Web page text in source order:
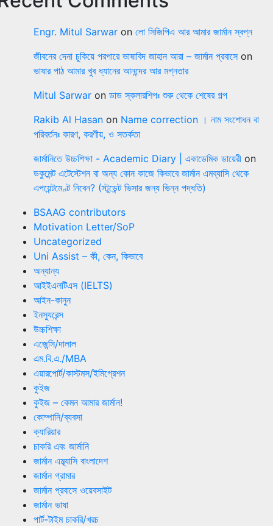
Engr. Mitul Sarwar on লো সিজিপিএ আর আমার জার্মান স্বপ্ন
জীবনের দেনা চুকিয়ে পরপারে ভাষাবিদ জাহান আরা – জার্মান প্রবাসেon
ভাষার পাঠ আমার খুব ধ্যানের আনন্দের আর মগ্নতার
Mitul Sarwar on ডাড স্কলারশিপঃ শুরু থেকে শেষের গল্প
Rakib Al Hasan on Name correction । নাম সংশোধন বা
পরিবর্তনঃ কারণ, করণীয়, ও সতর্কতা
জার্মানিতে উচ্চশিক্ষা - Academic Diary | একাডেমিক ডায়েরী on
ডকুমেন্ট এটেস্টেশন বা অন্য কোন কাজে কিভাবে জার্মান এমব্যাসি থেকে
এপয়েন্টমেণ্ট নিবেন? (স্টুডেন্ট ভিসার জন্য ভিন্ন পদ্ধতি)
BSAAG contributors
Motivation Letter/SoP
Uncategorized
Uni Assist – কী, কেন, কিভাবে
অন্যান্য
আইইএলটিএস (IELTS)
আইন-কানুন
ইনস্যুরেন্স
উচ্চশিক্ষা
এজেন্সি/দালাল
এম.বি.এ./MBA
এয়ারপোর্ট/কাস্টমস/ইমিগ্রেশন
কুইজ
কুইজ – কেমন আমার জার্মান!
কোম্পানি/ব্যবসা
ক্যারিয়ার
চাকরি এবং জার্মানি
জার্মান এম্ব্যাসি বাংলাদেশ
জার্মান গ্রামার
জার্মান প্রবাসে ওয়েবসাইট
জার্মান ভাষা
পার্ট-টাইম চাকরি/খরচ